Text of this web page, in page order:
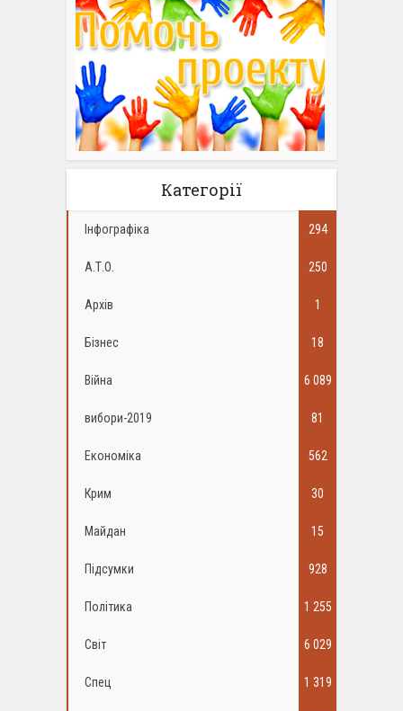
Категорії
Інфографіка 294
А.Т.О. 250
Архів 1
Бізнес 18
Війна 6 089
вибори-2019 81
Економіка 562
Крим 30
Майдан 15
Підсумки 928
Політика 1 255
Світ 6 029
Спец 1 319